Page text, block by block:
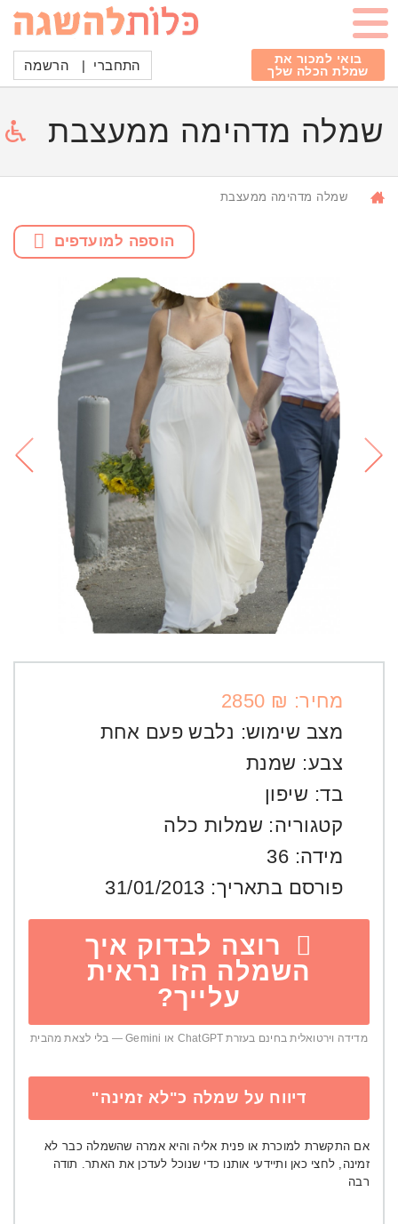
בואי למכור את
שמלת הכלה שלך
התחברי | הרשמה
שמלה מדהימה ממעצבת
שמלה מדהימה ממעצבת
הוספה למועדפים
מחיר: ₪ 2850
מצב שימוש: נלבש פעם אחת
צבע: שמנת
בד: שיפון
קטגוריה: שמלות כלה
מידה: 36
פורסם בתאריך: 31/01/2013
רוצה לבדוק איך
השמלה הזו נראית
עלייך?
מדידה וירטואלית בחינם בעזרת ChatGPT או Gemini — בלי לצאת מהבית
דיווח על שמלה כ"לא זמינה"
אם התקשרת למוכרת או פנית אליה והיא אמרה שהשמלה כבר לא
זמינה, לחצי כאן ותיידעי אותנו כדי שנוכל לעדכן את האתר. תודה
רבה